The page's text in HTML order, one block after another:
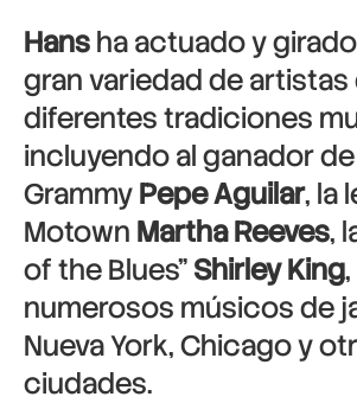
Hansha actuado y
gran variedad de artistas
diferentes tradiciones
incluyendo al ganador
GrammyPepe Aguilar, la
Motown Martha Reeves,
of the Blues”Shirley King
numerosos músicos de
Nueva York, Chicago y
ciudades.